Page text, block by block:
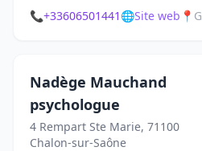
📞+33606501441 🌐Site web 📍
Nadège Mauchand
psychologue
4 Rempart Ste Marie, 71100
Chalon-sur-Saône